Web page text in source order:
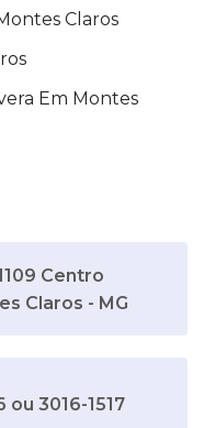
Claros
Em Montes
Centro
Claros - MG
ou 3016-1517